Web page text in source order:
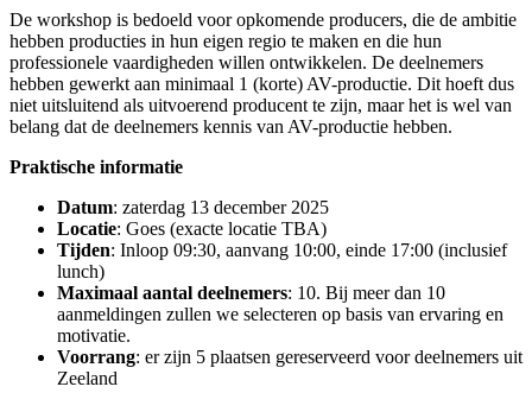
De workshop is bedoeld voor opkomende producers, die de ambitie
hebben producties in hun eigen regio te maken en die hun
professionele vaardigheden willen ontwikkelen. De deelnemers
hebben gewerkt aan minimaal 1 (korte) AV-productie. Dit hoeft dus
niet uitsluitend als uitvoerend producent te zijn, maar het is wel van
belang dat de deelnemers kennis van AV-productie hebben.
Praktische informatie
Datum: zaterdag 13 december 2025
Locatie: Goes (exacte locatie TBA)
Tijden: Inloop 09:30, aanvang 10:00, einde 17:00 (inclusief
lunch)
Maximaal aantal deelnemers: 10. Bij meer dan 10
aanmeldingen zullen we selecteren op basis van ervaring en
motivatie.
Voorrang: er zijn 5 plaatsen gereserveerd voor deelnemers uit
Zeeland